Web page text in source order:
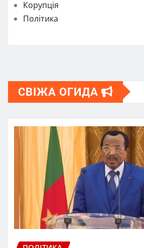
Корупція
Політика
СВІЖА ОГИДА